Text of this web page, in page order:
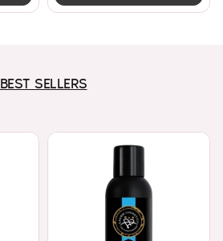
BEST SELLERS